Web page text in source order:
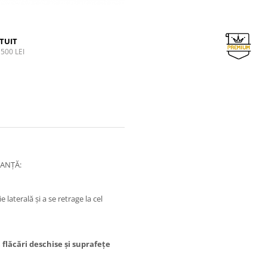
LEI
laterală și a se retrage la cel
flăcări deschise și suprafețe